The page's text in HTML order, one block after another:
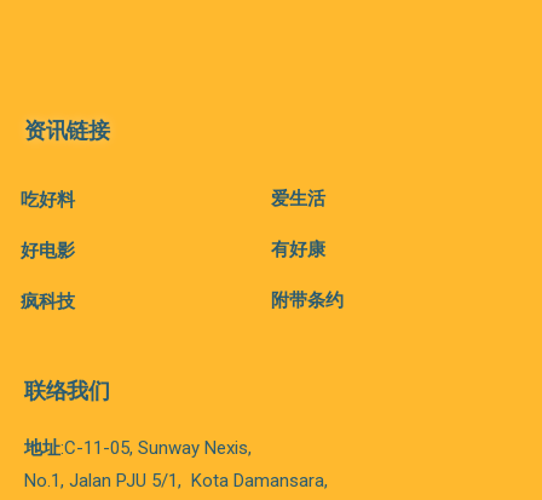
资讯链接
吃好料
好电影
疯科技
爱生活
有好康
附带条约
联络我们
地址:C-11-05, Sunway Nexis,
No.1, Jalan PJU 5/1, Kota Damansara,